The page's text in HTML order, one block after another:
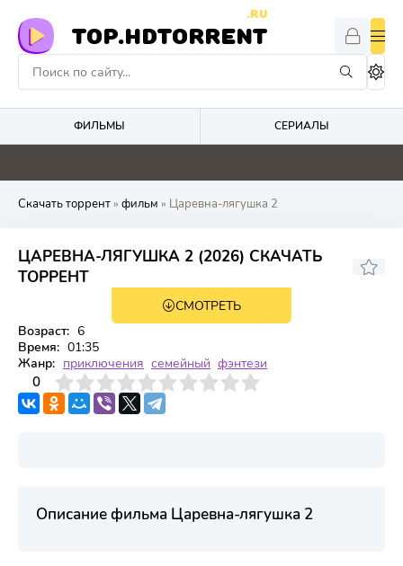
TOP.HDTORRENT
.RU
ФИЛЬМЫ СЕРИАЛЫ
4.4 4.1 5.2 0
Скачать торрент» фильм » Царевна-лягушка 2
ЦАРЕВНА-ЛЯГУШКА 2 (2026) СКАЧАТЬ
ТОРРЕНТ
СМОТРЕТЬ
Возраст: 6
Время: 01:35
Жанр: приключения семейный фэнтези
0
4 6 7 8 9 10
Описание фильма Царевна-лягушка 2